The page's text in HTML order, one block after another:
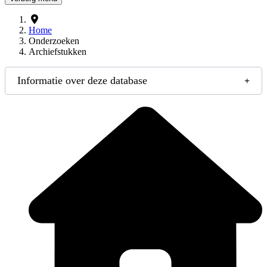
Home
Onderzoeken
Archiefstukken
Informatie over deze database